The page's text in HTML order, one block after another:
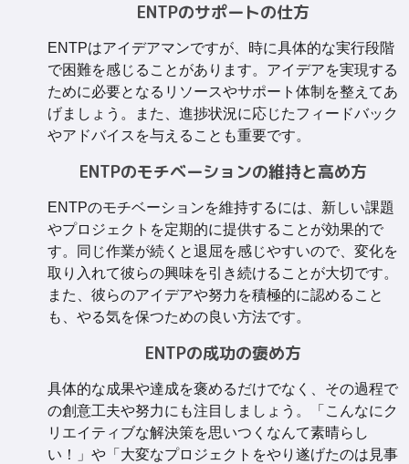
ENTPのサポートの仕方
ENTPはアイデアマンですが、時に具体的な実行段階
で困難を感じることがあります。アイデアを実現する
ために必要となるリソースやサポート体制を整えてあ
げましょう。また、進捗状況に応じたフィードバック
やアドバイスを与えることも重要です。
ENTPのモチベーションの維持と高め方
ENTPのモチベーションを維持するには、新しい課題
やプロジェクトを定期的に提供することが効果的で
す。同じ作業が続くと退屈を感じやすいので、変化を
取り入れて彼らの興味を引き続けることが大切です。
また、彼らのアイデアや努力を積極的に認めること
も、やる気を保つための良い方法です。
ENTPの成功の褒め方
具体的な成果や達成を褒めるだけでなく、その過程で
の創意工夫や努力にも注目しましょう。「こんなにク
リエイティブな解決策を思いつくなんて素晴らし
い！」や「大変なプロジェクトをやり遂げたのは見事